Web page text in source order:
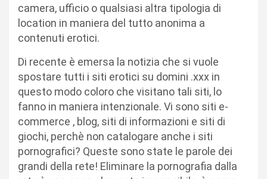
camera, ufficio o qualsiasi altra tipologia di
location in maniera del tutto anonima a
contenuti erotici.
Di recente è emersa la notizia che si vuole
spostare tutti i siti erotici su domini .xxx in
questo modo coloro che visitano tali siti, lo
fanno in maniera intenzionale. Vi sono siti e-
commerce , blog, siti di informazioni e siti di
giochi, perchè non catalogare anche i siti
pornografici? Queste sono state le parole dei
grandi della rete! Eliminare la pornografia dalla